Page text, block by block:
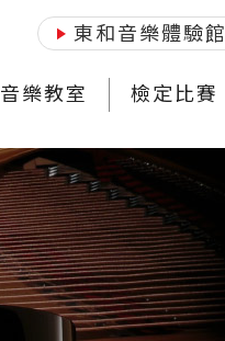
東和音樂體驗館
音樂教室 檢定比賽